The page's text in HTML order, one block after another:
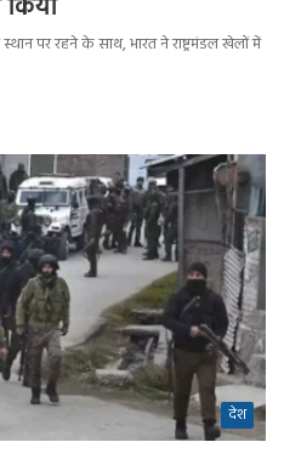
पर रहने के साथ, भारत ने राष्ट्रमंडल खेलों में
देश